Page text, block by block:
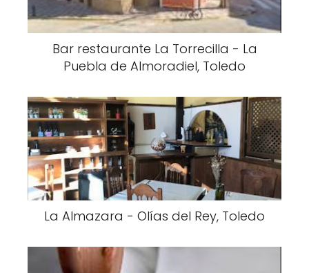
Bar restaurante La Torrecilla - La
Puebla de Almoradiel, Toledo
La Almazara - Olías del Rey, Toledo